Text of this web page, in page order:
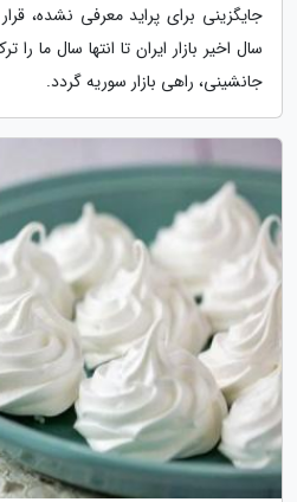
سال اخیر بازار ایران تا انتها سال
جانشینی، راهی بازار سوریه گردد.